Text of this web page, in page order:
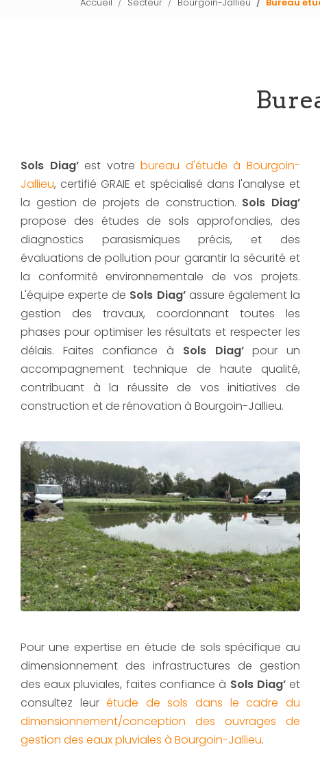
Sols Diag’est votrebureau d'étude à Bourgoin-
Jallieu, certifié GRAIE et spécialisé dans l'analyse et
la gestion de projets de construction. Sols Diag’
propose des études de sols approfondies, des
diagnostics parasismiques précis, et des
évaluations de pollution pour garantir la sécurité et
la conformité environnementale de vos projets.
L'équipe experte de Sols Diag’assure également la
gestion des travaux, coordonnant toutes les
phases pour optimiser les résultats et respecter les
délais. Faites confiance à Sols Diag’pour un
accompagnement technique de haute qualité,
contribuant à la réussite de vos initiatives de
construction et de rénovation à Bourgoin-Jallieu.
Pour une expertise en étude de sols spécifique au
dimensionnement des infrastructures de gestion
des eaux pluviales, faites confiance à Sols Diag’et
consultez leurétude de sols dans le cadre du
dimensionnement/conception des ouvrages de
gestion des eaux pluviales à Bourgoin-Jallieu.